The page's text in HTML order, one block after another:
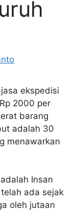
ekspedisi
2000 per
barang
adalah 30
menawarkan
Insan
ada sejak
oleh jutaan